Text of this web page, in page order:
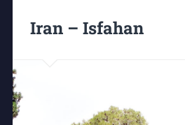
Iran – Isfahan